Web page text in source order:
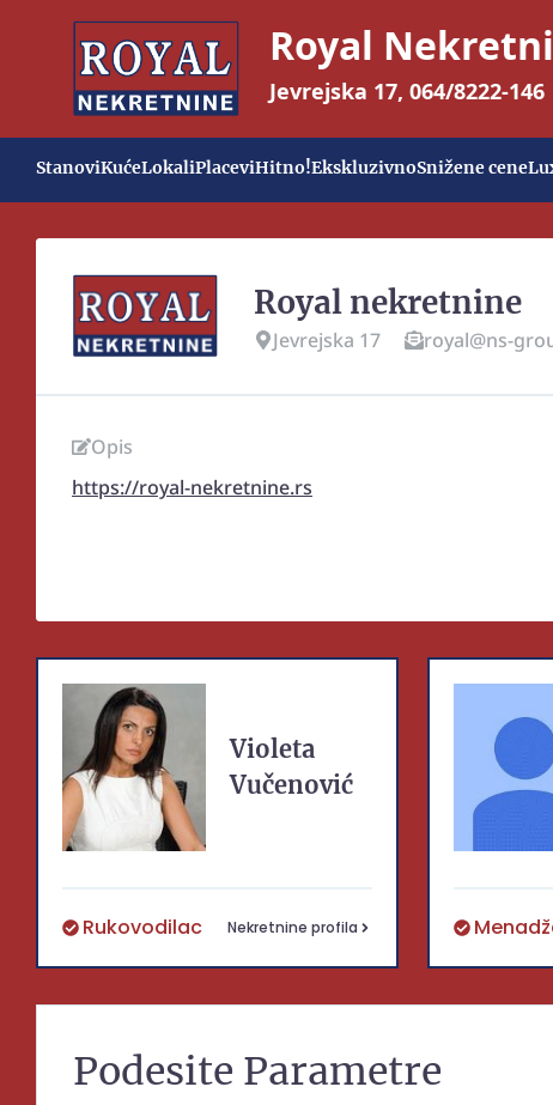
Royal
Jevrejska 17, 064/8222-146
StanoviKućeLokaliPlaceviHitno!EkskluzivnoSnižene cene
Royal nekretnine
Jevrejska 17 royal@ns-
Opis
https://royal-nekretnine.rs
Violeta
Vučenović
Rukovodilac Nekretnine profila
Podesite Parametre